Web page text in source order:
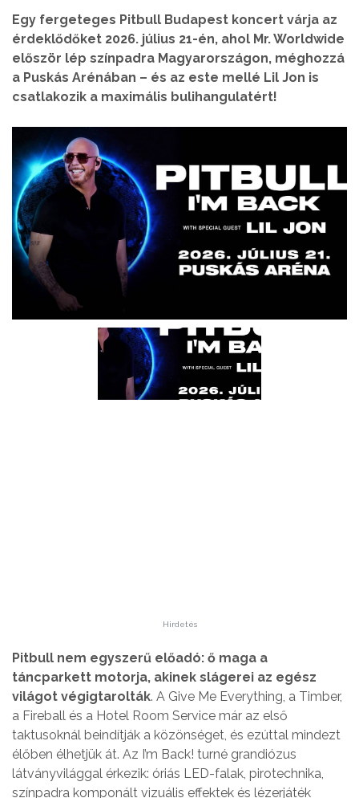
Egy fergeteges Pitbull Budapest koncert várja az
érdeklődőket 2026. július 21-én, ahol Mr. Worldwide
először lép színpadra Magyarországon, méghozzá
a Puskás Arénában – és az este mellé Lil Jon is
csatlakozik a maximális bulihangulatért!
Hirdetés
Pitbull nem egyszerű előadó: ő maga a
táncparkett motorja, akinek slágerei az egész
világot végigtarolták. A Give Me Everything, a Timber,
a Fireball és a Hotel Room Service már az első
taktusoknál beindítják a közönséget, és ezúttal mindezt
élőben élhetjük át. Az I’m Back! turné grandiózus
látványvilággal érkezik: óriás LED-falak, pirotechnika,
színpadra komponált vizuális effektek és lézerjáték